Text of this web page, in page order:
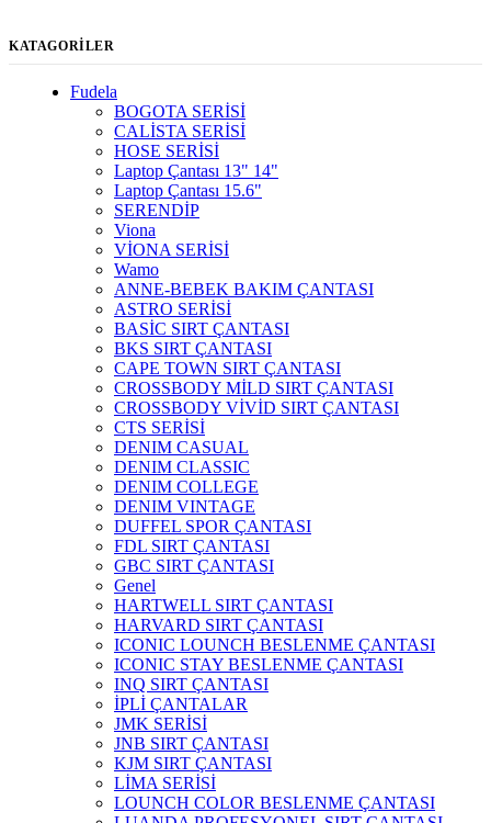
KATAGORİLER
Fudela
BOGOTA SERİSİ
CALİSTA SERİSİ
HOSE SERİSİ
Laptop Çantası 13" 14"
Laptop Çantası 15.6"
SERENDİP
Viona
VİONA SERİSİ
Wamo
ANNE-BEBEK BAKIM ÇANTASI
ASTRO SERİSİ
BASİC SIRT ÇANTASI
BKS SIRT ÇANTASI
CAPE TOWN SIRT ÇANTASI
CROSSBODY MİLD SIRT ÇANTASI
CROSSBODY VİVİD SIRT ÇANTASI
CTS SERİSİ
DENIM CASUAL
DENIM CLASSIC
DENIM COLLEGE
DENIM VINTAGE
DUFFEL SPOR ÇANTASI
FDL SIRT ÇANTASI
GBC SIRT ÇANTASI
Genel
HARTWELL SIRT ÇANTASI
HARVARD SIRT ÇANTASI
ICONIC LOUNCH BESLENME ÇANTASI
ICONIC STAY BESLENME ÇANTASI
INQ SIRT ÇANTASI
İPLİ ÇANTALAR
JMK SERİSİ
JNB SIRT ÇANTASI
KJM SIRT ÇANTASI
LİMA SERİSİ
LOUNCH COLOR BESLENME ÇANTASI